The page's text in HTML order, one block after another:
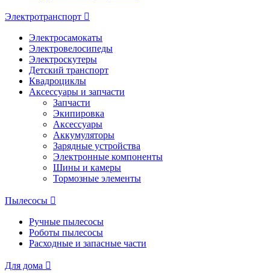
Электротранспорт
Электросамокаты
Электровелосипеды
Электроскутеры
Детский транспорт
Квадроциклы
Аксессуары и запчасти
Запчасти
Экипировка
Аксессуары
Аккумуляторы
Зарядные устройства
Электронные компоненты
Шины и камеры
Тормозные элементы
Пылесосы
Ручные пылесосы
Роботы пылесосы
Расходные и запасные части
Для дома